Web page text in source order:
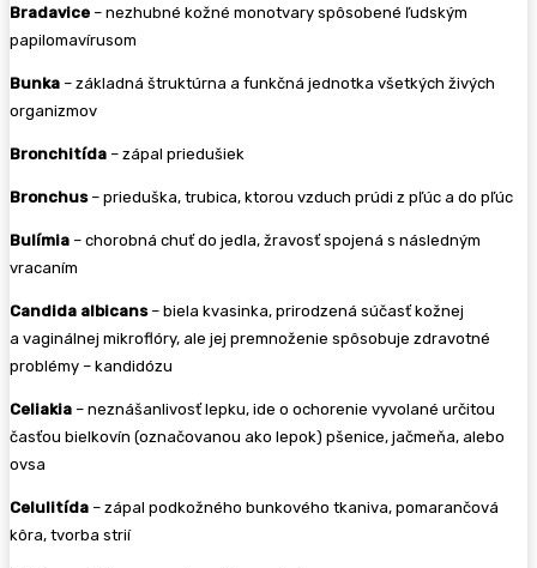
Bradavice – nezhubné kožné monotvary spôsobené ľudským
papilomavírusom
Bunka – základná štruktúrna a funkčná jednotka všetkých živých
organizmov
Bronchitída – zápal priedušiek
Bronchus– prieduška, trubica, ktorou vzduch prúdi z pľúc a do pľúc
Bulímia – chorobná chuť do jedla, žravosť spojená s následným
vracaním
Candida albicans– biela kvasinka, prirodzená súčasť kožnej
a vaginálnej mikroflóry, ale jej premnoženie spôsobuje zdravotné
problémy – kandidózu
Celiakia – neznášanlivosť lepku, ide o ochorenie vyvolané určitou
časťou bielkovín (označovanou ako lepok) pšenice, jačmeňa, alebo
ovsa
Celulitída – zápal podkožného bunkového tkaniva, pomarančová
kôra, tvorba strií